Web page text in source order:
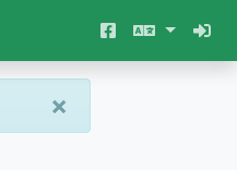
×